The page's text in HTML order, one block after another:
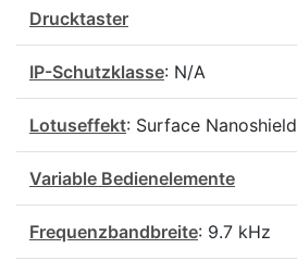
Drucktaster
IP-Schutzklasse: N/A
Lotuseffekt: Surface Nanoshield
Variable Bedienelemente
Frequenzbandbreite: 9.7 kHz